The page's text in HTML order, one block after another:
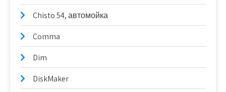
Chisto 54, автомойка
Comma
Dim
DiskMaker